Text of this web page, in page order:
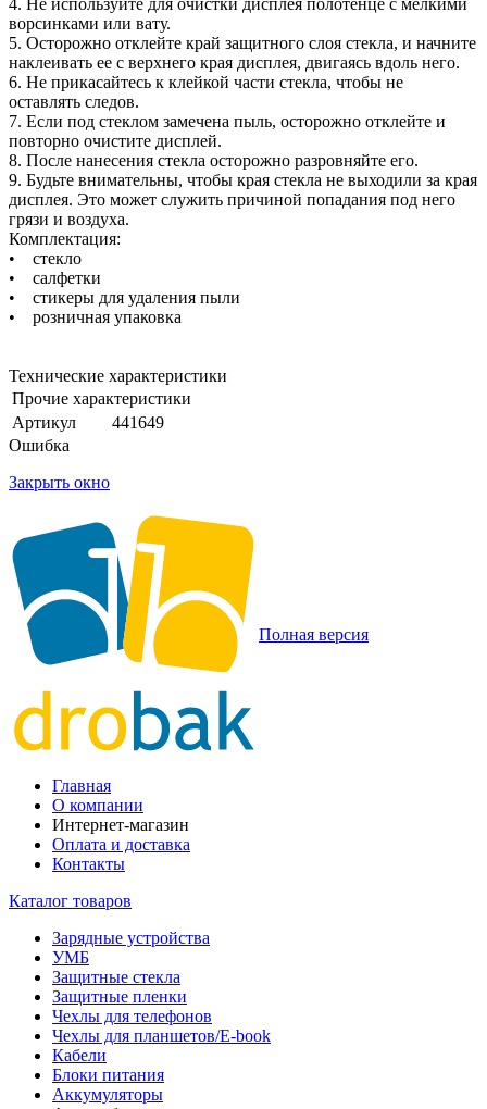
ворсинками или вату.
5. Осторожно отклейте край защитного слоя стекла, и начните
наклеивать ее с верхнего края дисплея, двигаясь вдоль него.
6. Не прикасайтесь к клейкой части стекла, чтобы не
оставлять следов.
7. Если под стеклом замечена пыль, осторожно отклейте и
повторно очистите дисплей.
8. После нанесения стекла осторожно разровняйте его.
9. Будьте внимательны, чтобы края стекла не выходили за края
дисплея. Это может служить причиной попадания под него
грязи и воздуха.
Комплектация:
• стекло
• салфетки
• стикеры для удаления пыли
• розничная упаковка
Технические характеристики
Прочие характеристики
Артикул
441649
Ошибка
Закрыть окно
Полная версия
Главная
О компании
Интернет-магазин
Оплата и доставка
Контакты
Каталог товаров
Зарядные устройства
УМБ
Защитные стекла
Защитные пленки
Чехлы для телефонов
Чехлы для планшетов/E-book
Кабели
Блоки питания
Аккумуляторы